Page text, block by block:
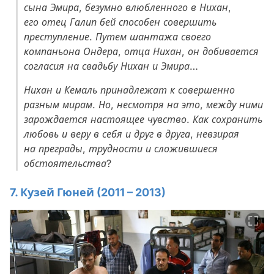
сына Эмира, безумно влюбленного в Нихан,
его отец Галип бей способен совершить
преступление. Путем шантажа своего
компаньона Ондера, отца Нихан, он добивается
согласия на свадьбу Нихан и Эмира…
Нихан и Кемаль принадлежат к совершенно
разным мирам. Но, несмотря на это, между ними
зарождается настоящее чувство. Как сохранить
любовь и веру в себя и друг в друга, невзирая
на преграды, трудности и сложившиеся
обстоятельства?
7. Кузей Гюней (2011 – 2013)